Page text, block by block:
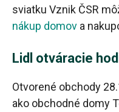
sviatku Vznik ČSR
nákup domov a
Lidl otváracie
Otvorené obchody
ako obchodné domy